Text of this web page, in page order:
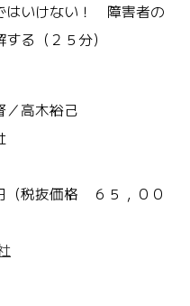
いけない！ 障害者の
る（２５分）
高木裕己
抜価格 ６５，００